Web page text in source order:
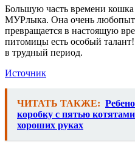
Большую часть времени кошка
МУРлыка. Она очень
превращается в настоящую
питомицы есть особый
в трудный период.
Источник
ЧИТАТЬ ТАКЖЕ:
коробку с пятью
хороших руках